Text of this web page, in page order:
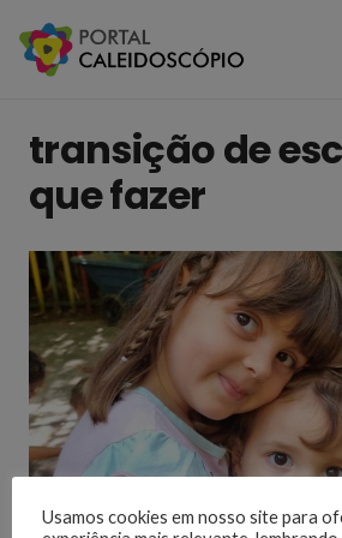
transição de
que fazer
Usamos cookies em nosso site para